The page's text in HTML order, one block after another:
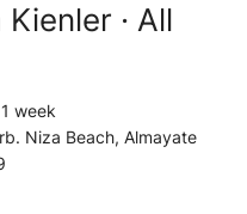
· All
week
Niza Beach, Almayate